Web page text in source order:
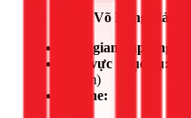
Võ Hồng Hải
Thời gian đáp ứng:
Khu vực phục vụ:
(50km)
Hotline: